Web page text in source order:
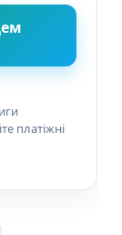
платіжні